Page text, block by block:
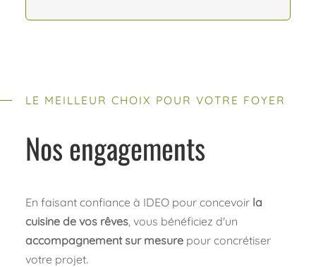
LE MEILLEUR CHOIX POUR VOTRE FOYER
Nos engagements
En faisant confiance à IDEO pour concevoir la
cuisine de vos rêves, vous bénéficiez d'un
accompagnement sur mesurepour concrétiser
votre projet.